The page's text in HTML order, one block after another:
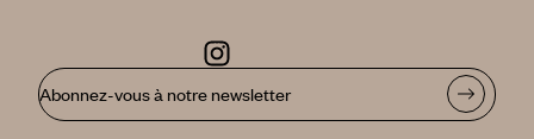
Abonnez-vous à notre newsletter